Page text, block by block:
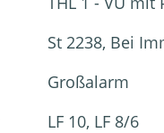
St 2238, Bei
Großalarm
LF 10, LF 8/6